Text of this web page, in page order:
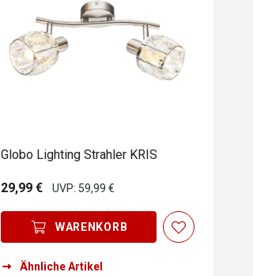
Globo Lighting Strahler KRIS
29,99 € UVP: 59,99 €
WARENKORB
Ähnliche Artikel